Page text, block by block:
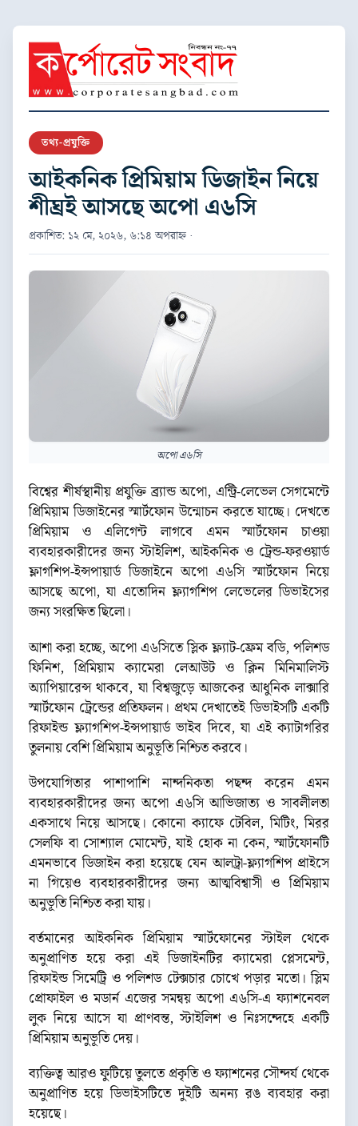
তথ্য-প্রযুক্তি
আইকনিক প্রিমিয়াম ডিজাইন নিয়ে
শীঘ্রই আসছে অপো এ৬সি
প্রকাশিত: ১২ মে, ২০২৬, ৬:১৪ অপরাহ্ন ·
অপো এ৬সি
বিশ্বের শীর্ষস্থানীয় প্রযুক্তি ব্র্যান্ড অপো, এন্ট্রি-লেভেল সেগমেন্টে
প্রিমিয়াম ডিজাইনের স্মার্টফোন উন্মোচন করতে যাচ্ছে। দেখতে
প্রিমিয়াম ও এলিগেন্ট লাগবে এমন স্মার্টফোন চাওয়া
ব্যবহারকারীদের জন্য স্টাইলিশ, আইকনিক ও ট্রেন্ড-ফরওয়ার্ড
ফ্লাগশিপ-ইন্সপায়ার্ড ডিজাইনে অপো এ৬সি স্মার্টফোন নিয়ে
আসছে অপো, যা এতোদিন ফ্ল্যাগশিপ লেভেলের ডিভাইসের
জন্য সংরক্ষিত ছিলো।
আশা করা হচ্ছে, অপো এ৬সিতে স্লিক ফ্ল্যাট-ফ্রেম বডি, পলিশড
ফিনিশ, প্রিমিয়াম ক্যামেরা লেআউট ও ক্লিন মিনিমালিস্ট
অ্যাপিয়ারেন্স থাকবে, যা বিশ্বজুড়ে আজকের আধুনিক লাক্সারি
স্মার্টফোন ট্রেন্ডের প্রতিফলন। প্রথম দেখাতেই ডিভাইসটি একটি
রিফাইন্ড ফ্ল্যাগশিপ-ইন্সপায়ার্ড ভাইব দিবে, যা এই ক্যাটাগরির
তুলনায় বেশি প্রিমিয়াম অনুভূতি নিশ্চিত করবে।
উপযোগিতার পাশাপাশি নান্দনিকতা পছন্দ করেন এমন
ব্যবহারকারীদের জন্য অপো এ৬সি আভিজাত্য ও সাবলীলতা
একসাথে নিয়ে আসছে। কোনো ক্যাফে টেবিল, মিটিং, মিরর
সেলফি বা সোশ্যাল মোমেন্ট, যাই হোক না কেন, স্মার্টফোনটি
এমনভাবে ডিজাইন করা হয়েছে যেন আলট্রা-ফ্ল্যাগশিপ প্রাইসে
না গিয়েও ব্যবহারকারীদের জন্য আত্মবিশ্বাসী ও প্রিমিয়াম
অনুভূতি নিশ্চিত করা যায়।
বর্তমানের আইকনিক প্রিমিয়াম স্মার্টফোনের স্টাইল থেকে
অনুপ্রাণিত হয়ে করা এই ডিজাইনটির ক্যামেরা প্লেসমেন্ট,
রিফাইন্ড সিমেট্রি ও পলিশড টেক্সচার চোখে পড়ার মতো। স্লিম
প্রোফাইল ও মডার্ন এজের সমন্বয় অপো এ৬সি-এ ফ্যাশনেবল
লুক নিয়ে আসে যা প্রাণবন্ত, স্টাইলিশ ও নিঃসন্দেহে একটি
প্রিমিয়াম অনুভূতি দেয়।
ব্যক্তিত্ব আরও ফুটিয়ে তুলতে প্রকৃতি ও ফ্যাশনের সৌন্দর্য থেকে
অনুপ্রাণিত হয়ে ডিভাইসটিতে দুইটি অনন্য রঙ ব্যবহার করা
হয়েছে।